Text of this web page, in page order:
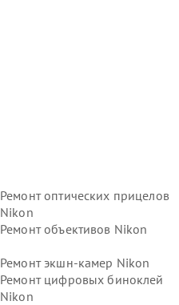
Ремонт оптических прицелов
Nikon
Ремонт объективов Nikon
Ремонт экшн-камер Nikon
Ремонт цифровых биноклей
Nikon